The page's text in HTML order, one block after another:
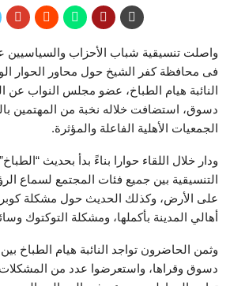
واصلت تنسيقية شباب الأحزاب والسياسيين
فى محافظة كفر الشيخ حول محاور الحوار
النائبة هيام الطباخ، عضو مجلس النواب عن
دسوق، استضافت خلاله نخبة من المهتمين
الجمعيات الأهلية الفاعلة والمؤثرة.
ودار خلال اللقاء حوارا بناءً بدأ بحديث
التنسيقية بين جميع فئات المجتمع لسماع
على الأرض، وكذلك الحديث حول مشكلة
أهالي المدينة بأكملها، ومشكلة التوكتوك
وثمن الحاضرون تواجد النائبة هيام الطباخ
دسوق وقراها، واستعرضوا عدد من المشكلات